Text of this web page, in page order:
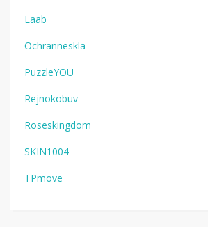
Laab
Ochranneskla
PuzzleYOU
Rejnokobuv
Roseskingdom
SKIN1004
TPmove